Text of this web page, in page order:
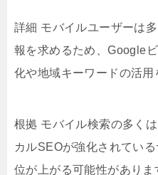
詳細 モバイルユーザーは
報を求めるため、Google
化や地域キーワードの活用
根拠 モバイル検索の多く
カルSEOが強化されてい
位が上がる可能性がありま